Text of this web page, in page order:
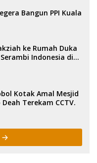
Bangun PPI Kuala
ke Rumah Duka
Indonesia di
Kotak Amal Mesjid
Terekam CCTV.